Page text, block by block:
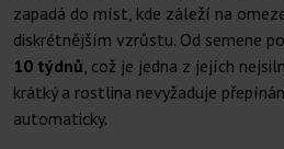
zapadá do míst, kde záleží na
diskrétnějším vzrůstu. Od semene
10 týdnů, což je jedna z jejích
krátký a rostlina nevyžaduje
automaticky.